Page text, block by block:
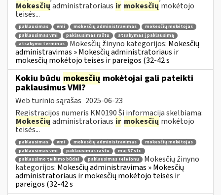
Mokesčių administratoriaus ir mokesčių mokėtojo
teisės...
paklausimas vmi mokesčių administravimas
mokesčių mokėtojas
paklausimas vmi
paklausimas raštu
atsakymas į paklausimą
atsakymo terminas
Mokesčių žinyno kategorijos: Mokesčių
administravimas » Mokesčių administratoriaus ir
mokesčių mokėtojo teisės ir pareigos (32-42 s
Kokiu būdu mokesčių mokėtojai gali pateikti
paklausimus VMI?
Web turinio sąrašas 2025-06-23
Registracijos numeris KM0190 Ši informacija skelbiama:
Mokesčių administratoriaus ir mokesčių mokėtojo
teisės...
paklausimas vmi mokesčių administravimas
mokesčių mokėtojas
paklausimas vmi
paklausimas raštu
maį 37 str.
paklausimo teikimo būdai
paklausimas telefonu
Mokesčių žinyno
kategorijos: Mokesčių administravimas » Mokesčių
administratoriaus ir mokesčių mokėtojo teisės ir
pareigos (32-42 s